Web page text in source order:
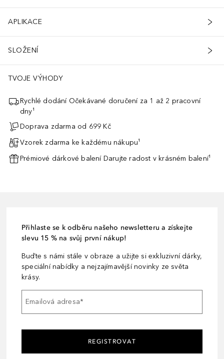
APLIKACE
SLOŽENÍ
TVOJE VÝHODY
Rychlé dodání Očekávané doručení za 1 až 2 pracovní
dny¹
Doprava zdarma od 699 Kč
Vzorek zdarma ke každému nákupu¹
Prémiové dárkové balení Darujte radost v krásném balení¹
Přihlaste se k odběru našeho newsletteru a získejte
slevu 15 % na svůj první nákup!
Buďte s námi stále v obraze a užijte si exkluzivní dárky,
speciální nabídky a nejzajímavější novinky ze světa
krásy.
Emailová adresa*
REGISTROVAT